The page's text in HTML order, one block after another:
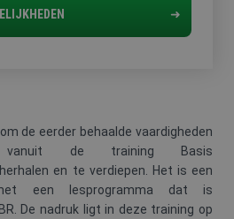
de eerder behaalde vaardigheden
vanuit de training Basis
en te verdiepen. Het is een
een lesprogramma dat is
De nadruk ligt in deze training op